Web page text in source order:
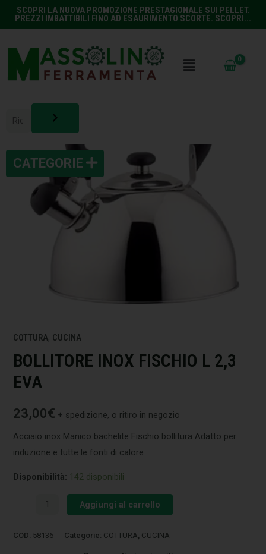
SCOPRI LA NUOVA PROMOZIONE PRESTAGIONALE SUI PELLET.
PREZZI IMBATTIBILI FINO AD ESAURIMENTO SCORTE. SCOPRI...
COTTURA, CUCINA
BOLLITORE INOX FISCHIO L 2,3
EVA
23,00€ + spedizione, o ritiro in negozio
Acciaio inox Manico bachelite Fischio bollitura Adatto per
induzione e tutte le fonti di calore
Disponibilità: 142 disponibili
Aggiungi al carrello
COD: 58136 Categorie: COTTURA CUCINA